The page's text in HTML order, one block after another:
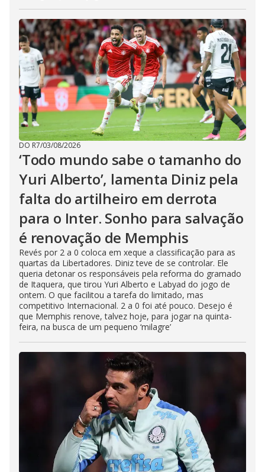
DO R7/03/08/2026
‘Todo mundo sabe o tamanho do
Yuri Alberto’, lamenta Diniz pela
falta do artilheiro em derrota
para o Inter. Sonho para salvação
é renovação de Memphis
Revés por 2 a 0 coloca em xeque a classificação para as
quartas da Libertadores. Diniz teve de se controlar. Ele
queria detonar os responsáveis pela reforma do gramado
de Itaquera, que tirou Yuri Alberto e Labyad do jogo de
ontem. O que facilitou a tarefa do limitado, mas
competitivo Internacional. 2 a 0 foi até pouco. Desejo é
que Memphis renove, talvez hoje, para jogar na quinta-
feira, na busca de um pequeno ‘milagre’